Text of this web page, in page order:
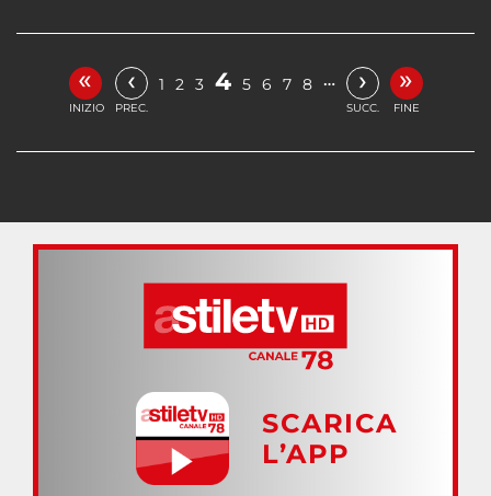
«
INIZIO
‹
PREC.
1 2 3 4 5 6 7 8 … ›
SUCC.
»
FINE
SCARICA
L’APP